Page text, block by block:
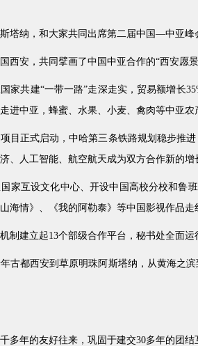
塔纳，和大家共同出席第二届中国—中亚峰
西安，共同擘画了中国中亚合作的“西安愿
家共建“一带一路”走深走实，贸易额增长
进中亚，蜂蜜、水果、小麦、禽肉等中亚农
目正式启动，中哈第三条铁路规划稳步推
、人工智能、航空航天成为双方合作新的
家互设文化中心、开设中国高校分校和鲁
海情》、《我的阿勒泰》等中国影视作品
制建立起13个部级合作平台，秘书处全面运
古都西安到草原明珠阿斯塔纳，从黄海之
多年的友好往来，巩固于建交30多年的团